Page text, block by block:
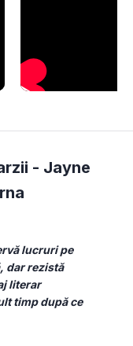
- Jayne
lucruri pe
dar rezistă
literar
timp după ce